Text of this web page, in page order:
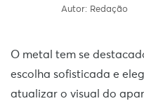
Autor: Redação
O metal tem se
escolha sofisticada e
atualizar o visual do